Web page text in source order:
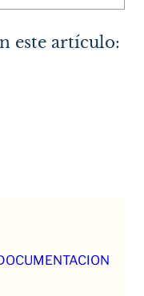
este artículo: